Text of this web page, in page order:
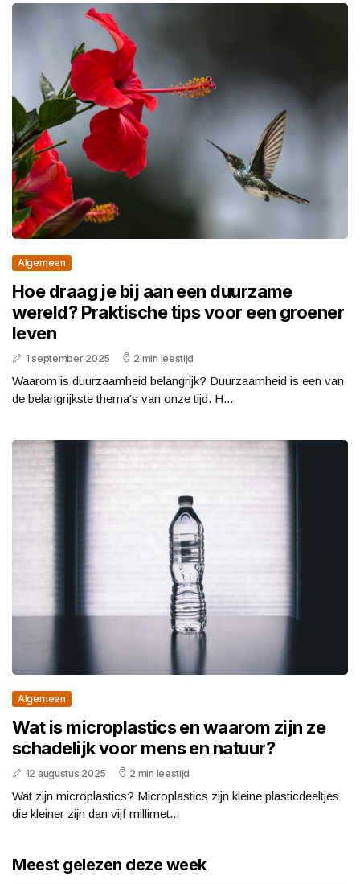
Algemeen
Hoe draag je bij aan een duurzame
wereld? Praktische tips voor een groener
leven
1 september 2025 2 min leestijd
Waarom is duurzaamheid belangrijk? Duurzaamheid is een van
de belangrijkste thema's van onze tijd. H...
Algemeen
Wat is microplastics en waarom zijn ze
schadelijk voor mens en natuur?
12 augustus 2025 2 min leestijd
Wat zijn microplastics? Microplastics zijn kleine plasticdeeltjes
die kleiner zijn dan vijf millimet...
Meest gelezen deze week